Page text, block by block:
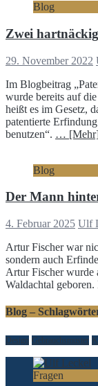
Blog
Zwei
29. November 2022
Im Blogbeitrag
wurde bereits auf
heißt es im Gesetz,
patentierte
benutzen“. …
Blog
Der Mann
4. Februar 2025 Ulf
Artur Fischer war
sondern auch
Artur Fischer wurde
Waldachtal
Blog –
Design Gebrauchsmuster
Fragen